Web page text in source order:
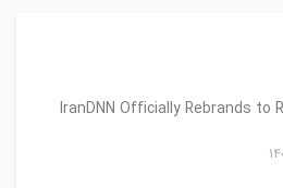
IranDNN Officially Rebrands to